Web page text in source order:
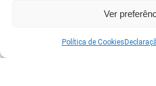
Ver
Política de Cookies